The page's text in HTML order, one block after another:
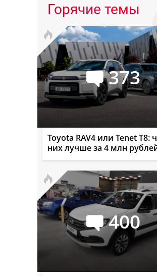
Горячие темы
373
Toyota RAV4 или Tenet T8:
них лучше за 4 млн
400